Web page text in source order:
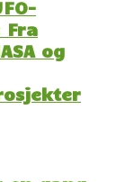
Fra
og